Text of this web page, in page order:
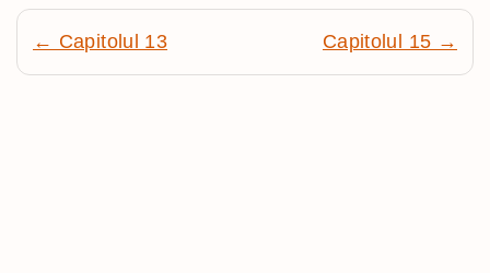
← Capitolul 13 Capitolul 15 →